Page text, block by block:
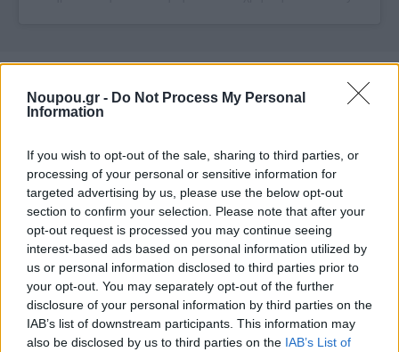
Noupou.gr - Do Not Process My Personal
Information
If you wish to opt-out of the sale, sharing to third parties, or
processing of your personal or sensitive information for
targeted advertising by us, please use the below opt-out
section to confirm your selection. Please note that after your
opt-out request is processed you may continue seeing
interest-based ads based on personal information utilized by
us or personal information disclosed to third parties prior to
your opt-out. You may separately opt-out of the further
disclosure of your personal information by third parties on the
IAB’s list of downstream participants. This information may
also be disclosed by us to third parties on the IAB’s List of
Τον κατάλογο συμπληρώνουν κλασσικές τηγανιτές
συνδυασμός γλυκοπατάτας με γουακαμόλε. Εκτός από
πατάτες, μπορείτε να συνοδεύσετε τα μπέργκερ σας με
mac & cheese balls αλλα και μπαλάκια
σιγομαγειρεμένου μοσχαριού.
Για «σβήσιμο» επιλέξτε soft ice cream… Άλλωστε,
κανείς δεν έχασε με ένα παγωτάκι!